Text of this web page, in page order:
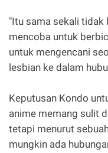
"Itu sama sekali tidak
mencoba untuk
untuk mengencani
lesbian ke dalam
Keputusan Kondo
anime memang sulit
tetapi menurut
mungkin ada